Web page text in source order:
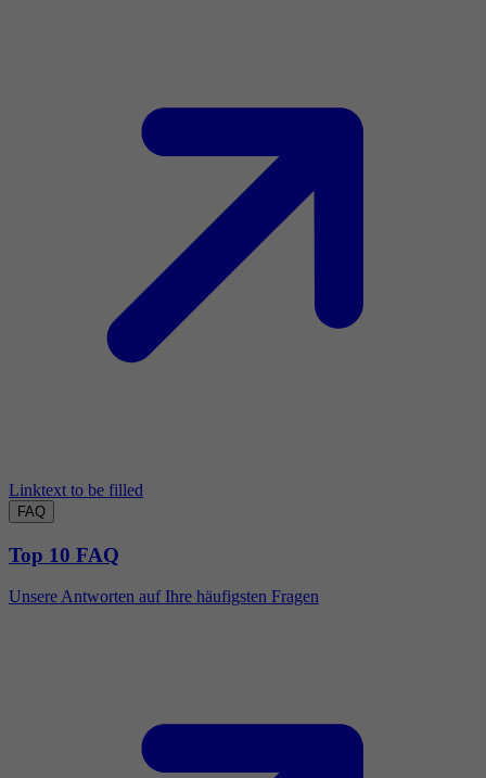
Linktext to be filled
FAQ
Top 10 FAQ
Unsere Antworten auf Ihre häufigsten Fragen